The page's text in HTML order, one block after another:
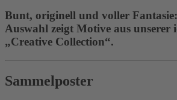
Bunt, originell und voller
Auswahl zeigt Motive aus unserer
„Creative Collection“.
Sammelposter